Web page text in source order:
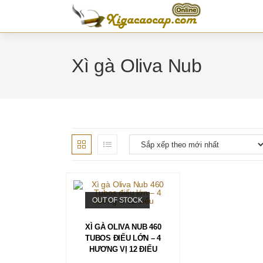
content
Xì gà Oliva Nub
OUT OF STOCK
này
có
nhiều
biến
XÌ GÀ OLIVA NUB 460
TUBOS ĐIẾU LỚN – 4
HƯƠNG VỊ 12 ĐIẾU